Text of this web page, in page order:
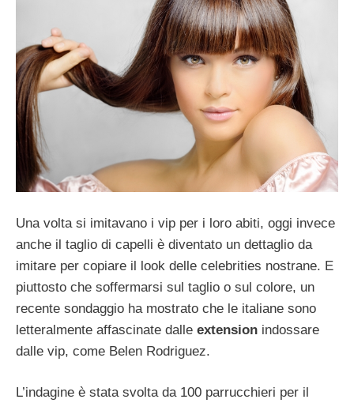
Una volta si imitavano i vip per i loro abiti, oggi invece
anche il taglio di capelli è diventato un dettaglio da
imitare per copiare il look delle celebrities nostrane. E
piuttosto che soffermarsi sul taglio o sul colore, un
recente sondaggio ha mostrato che le italiane sono
letteralmente affascinate dalle extension indossare
dalle vip, come Belen Rodriguez.
L’indagine è stata svolta da 100 parrucchieri per il